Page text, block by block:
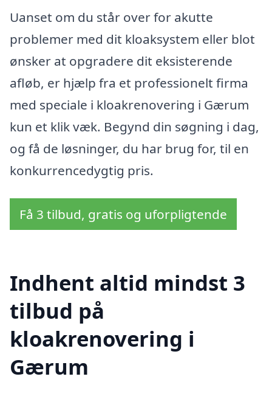
Uanset om du står over for akutte
problemer med dit kloaksystem eller blot
ønsker at opgradere dit eksisterende
afløb, er hjælp fra et professionelt firma
med speciale i kloakrenovering i Gærum
kun et klik væk. Begynd din søgning i dag,
og få de løsninger, du har brug for, til en
konkurrencedygtig pris.
Få 3 tilbud, gratis og uforpligtende
Indhent altid mindst 3
tilbud på
kloakrenovering i
Gærum